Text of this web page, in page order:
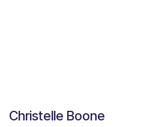
Christelle Boone